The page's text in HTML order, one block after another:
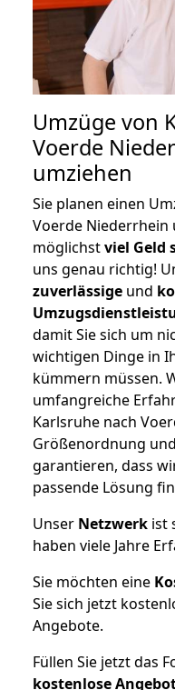
Umzüge von
Voerde
umziehen
Sie planen einen
Voerde Niederrhein
möglichstviel Geld
uns genau richtig!
zuverlässige und
damit Sie sich um
wichtigen Dinge in
kümmern müssen.
umfangreiche
Karlsruhe nach
Größenordnung
garantieren, dass
passende Lösung
Unser Netzwerk ist
haben viele Jahre
Sie möchten eine
Sie sich jetzt
Angebote.
Füllen Sie jetzt das
kostenlose